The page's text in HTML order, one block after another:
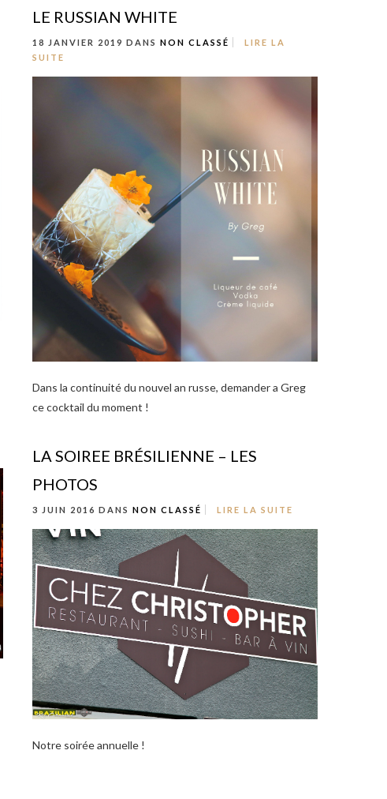
LE RUSSIAN WHITE
18 JANVIER 2019 DANS NON CLASSÉ
LIRE LA
SUITE
Dans la continuité du nouvel an russe, demander a Greg
ce cocktail du moment !
LA SOIREE BRÉSILIENNE – LES
PHOTOS
3 JUIN 2016 DANS NON CLASSÉ LIRE LA SUITE
Notre soirée annuelle !